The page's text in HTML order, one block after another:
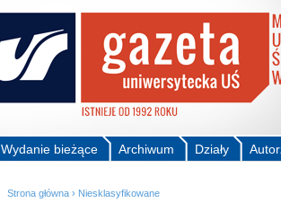
Działy
Archiwum
Wydanie bieżące
Strona główna › Niesklasyfikowane